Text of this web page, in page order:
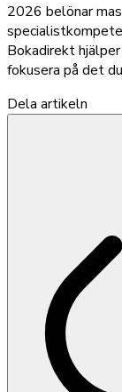
2026 belönar
Bokadirekt
fokusera på det
Dela artikeln